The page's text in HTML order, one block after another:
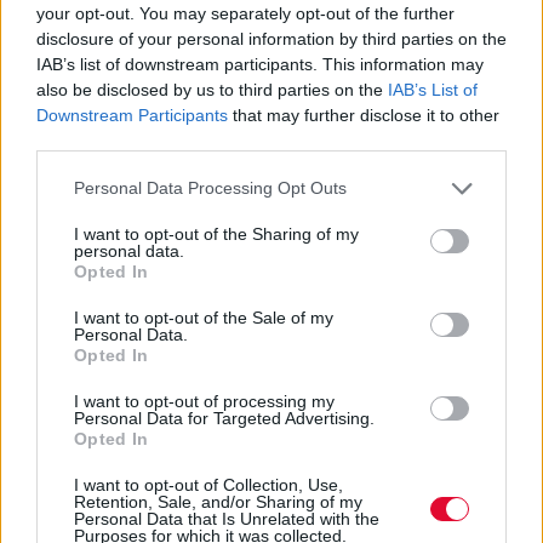
your opt-out. You may separately opt-out of the further
disclosure of your personal information by third parties on the
IAB’s list of downstream participants. This information may
also be disclosed by us to third parties on the IAB’s List of
Downstream Participants that may further disclose it to other
Personal Data Processing Opt Outs
I want to opt-out of the Sharing of my
personal data.
Opted In
I want to opt-out of the Sale of my
Personal Data.
Opted In
I want to opt-out of processing my
Personal Data for Targeted Advertising.
Opted In
I want to opt-out of Collection, Use,
Retention, Sale, and/or Sharing of my
Personal Data that Is Unrelated with the
Purposes for which it was collected.
Subway Surfing: Όταν το TikTok κάνει
τους εφήβους να παίζουν τη ζωή τους
πάνω σε τρένα